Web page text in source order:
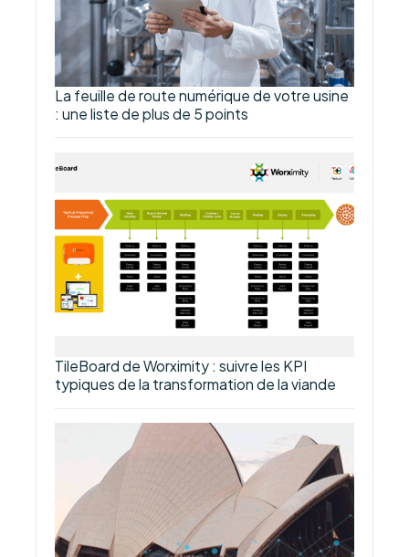
La feuille de route numérique de votre usine
: une liste de plus de 5 points
TileBoard de Worximity : suivre les KPI
typiques de la transformation de la viande